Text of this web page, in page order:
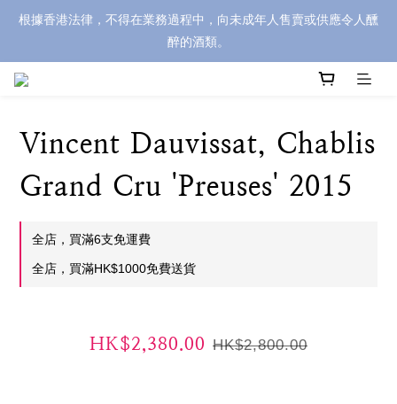
根據香港法律，不得在業務過程中，向未成年人售賣或供應令人醺
醉的酒類。
Vincent Dauvissat, Chablis
Grand Cru 'Preuses' 2015
全店，買滿6支免運費
全店，買滿HK$1000免費送貨
HK$2,380.00 HK$2,800.00